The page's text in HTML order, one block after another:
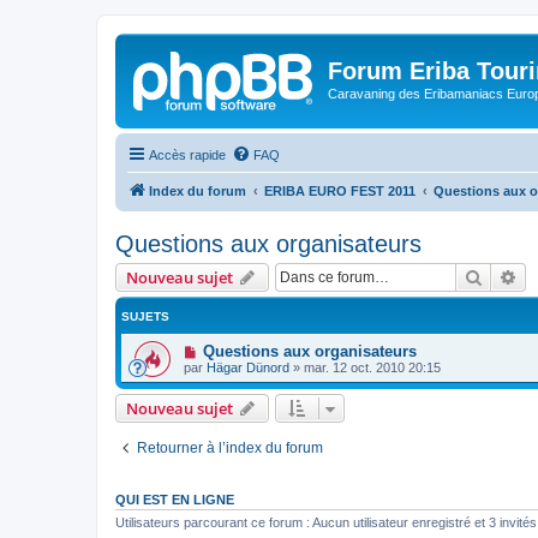
Forum Eriba
Caravaning des Eribamaniacs
Accès rapide FAQ
Index du forum ERIBA EURO FEST 2011 Questions aux
Questions aux organisateurs
Nouveau sujet
SUJETS
Questions aux organisateurs
par Hägar Dünord » mar. 12 oct. 2010 20:15
Nouveau sujet
Retourner à l’index du forum
QUI EST EN LIGNE
Utilisateurs parcourant ce forum : Aucun utilisateur enregistré et 3 invités